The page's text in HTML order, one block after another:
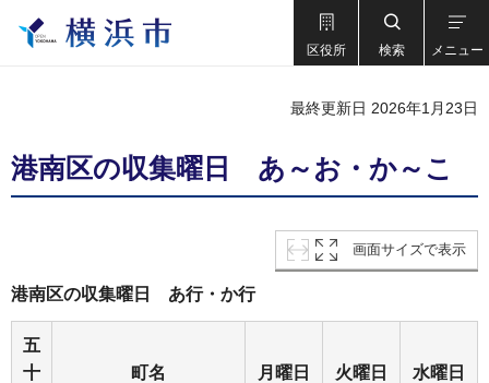
区役所 検索 メニュー
最終更新日 2026年1月23日
港南区の収集曜日 あ～お・か～こ
画面サイズで表示
港南区の収集曜日 あ行・か行
五
十
町名 月曜日 火曜日 水曜日